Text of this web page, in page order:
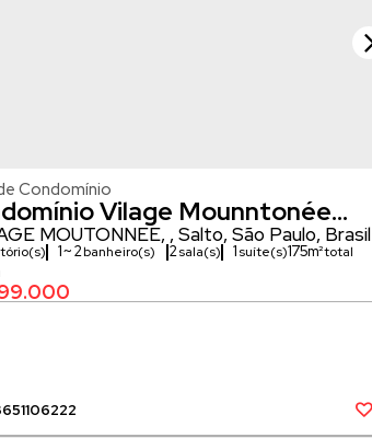
Vilage Mounntonée
21
Condomínio
1106222
MOUTONNÉE , Salto, São Paulo, Brasil
1 ~ 2banheiro(s) 2 sala(s) 1suíte(s)175m²